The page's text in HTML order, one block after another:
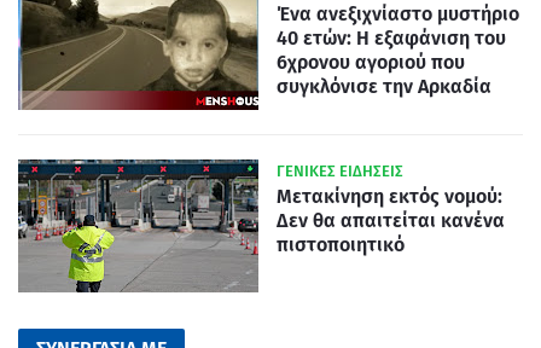
Ένα ανεξιχνίαστο μυστήριο
40 ετών: Η εξαφάνιση του
6χρονου αγοριού που
συγκλόνισε την Αρκαδία
ΓΕΝΙΚΕΣ ΕΙΔΗΣΕΙΣ
Μετακίνηση εκτός νομού:
Δεν θα απαιτείται κανένα
πιστοποιητικό